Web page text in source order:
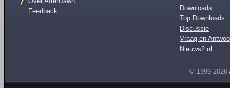
Feedback
Downloads
Top Downloads
Discussie
Vraag en
Nieuws2.nl
© 1999-2026